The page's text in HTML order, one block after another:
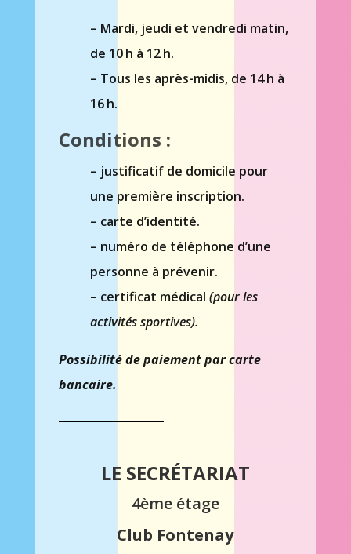
– Mardi, jeudi et vendredi matin,
de 10 h à 12 h.
– Tous les après-midis, de 14 h à
16 h.
Conditions :
– justificatif de domicile pour
une première inscription.
– carte d’identité.
– numéro de téléphone d’une
personne à prévenir.
– certificat médical (pour les
activités sportives).
Possibilité de paiement par carte
bancaire.
LE SECRÉTARIAT
4ème étage
Club Fontenay